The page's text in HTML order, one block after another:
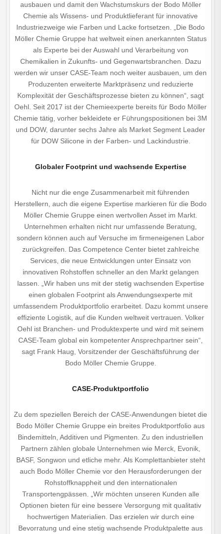
ausbauen und damit den Wachstumskurs der Bodo Möller
Chemie als Wissens- und Produktlieferant für innovative
Industriezweige wie Farben und Lacke fortsetzen. „Die Bodo
Möller Chemie Gruppe hat weltweit einen anerkannten Status
als Experte bei der Auswahl und Verarbeitung von
Chemikalien in Zukunfts- und Gegenwartsbranchen. Dazu
werden wir unser CASE-Team noch weiter ausbauen, um den
Produzenten erweiterte Marktpräsenz und reduzierte
Komplexität der Geschäftsprozesse bieten zu können“, sagt
Oehl. Seit 2017 ist der Chemieexperte bereits für Bodo Möller
Chemie tätig, vorher bekleidete er Führungspositionen bei 3M
und DOW, darunter sechs Jahre als Market Segment Leader
für DOW Silicone in der Farben- und Lackindustrie.
Globaler Footprint und wachsende Expertise
Nicht nur die enge Zusammenarbeit mit führenden
Herstellern, auch die eigene Expertise markieren für die Bodo
Möller Chemie Gruppe einen wertvollen Asset im Markt.
Unternehmen erhalten nicht nur umfassende Beratung,
sondern können auch auf Versuche im firmeneigenen Labor
zurückgreifen. Das Competence Center bietet zahlreiche
Services, die neue Entwicklungen unter Einsatz von
innovativen Rohstoffen schneller an den Markt gelangen
lassen. „Wir haben uns mit der stetig wachsenden Expertise
einen globalen Footprint als Anwendungsexperte mit
umfassendem Produktportfolio erarbeitet. Dazu kommt unsere
effiziente Logistik, auf die Kunden weltweit vertrauen. Volker
Oehl ist Branchen- und Produktexperte und wird mit seinem
CASE-Team global ein kompetenter Ansprechpartner sein“,
sagt Frank Haug, Vorsitzender der Geschäftsführung der
Bodo Möller Chemie Gruppe.
CASE-Produktportfolio
Zu dem speziellen Bereich der CASE-Anwendungen bietet die
Bodo Möller Chemie Gruppe ein breites Produktportfolio aus
Bindemitteln, Additiven und Pigmenten. Zu den industriellen
Partnern zählen globale Unternehmen wie Merck, Evonik,
BASF, Songwon und etliche mehr. Als Komplettanbieter steht
auch Bodo Möller Chemie vor den Herausforderungen der
Rohstoffknappheit und den internationalen
Transportengpässen. „Wir möchten unseren Kunden alle
Optionen bieten für eine bessere Versorgung mit qualitativ
hochwertigen Materialien. Das erzielen wir durch eine
Bevorratung und eine stetig wachsende Produktpalette aus